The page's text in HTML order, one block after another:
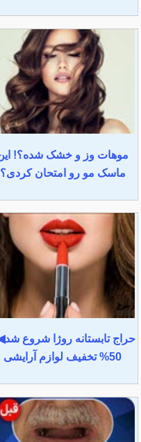
موهات وز و خشک شده؟!
ماسک مو رو امتحان کردی؟
حراج تابستانه روژا شروع
50% تخفیف لوازم آرایشی